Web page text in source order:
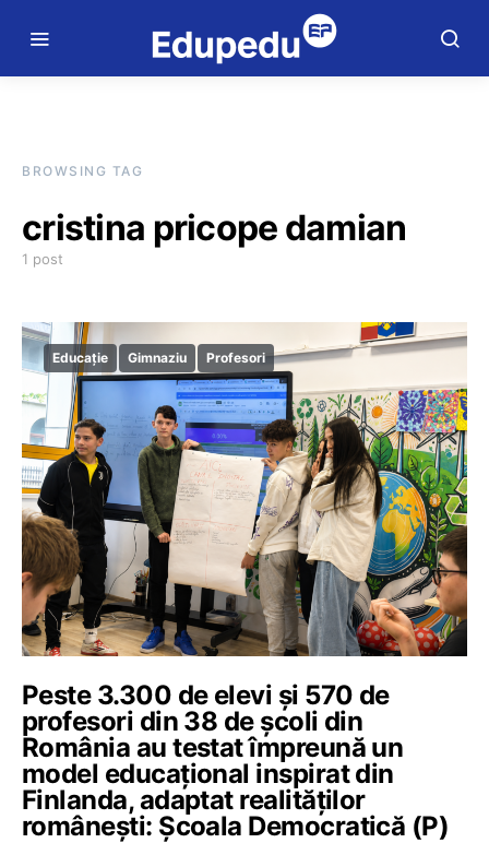
BROWSING TAG
cristina pricope damian
1 post
Educație Gimnaziu Profesori
Peste 3.300 de elevi și 570 de
profesori din 38 de școli din
România au testat împreună un
model educațional inspirat din
Finlanda, adaptat realităților
românești: Școala Democratică (P)